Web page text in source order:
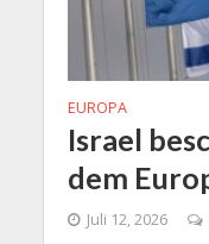
EUROPA
Israel
dem
Juli 12, 2026